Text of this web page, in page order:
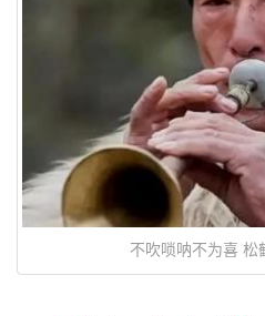
不吹唢呐不为喜 松